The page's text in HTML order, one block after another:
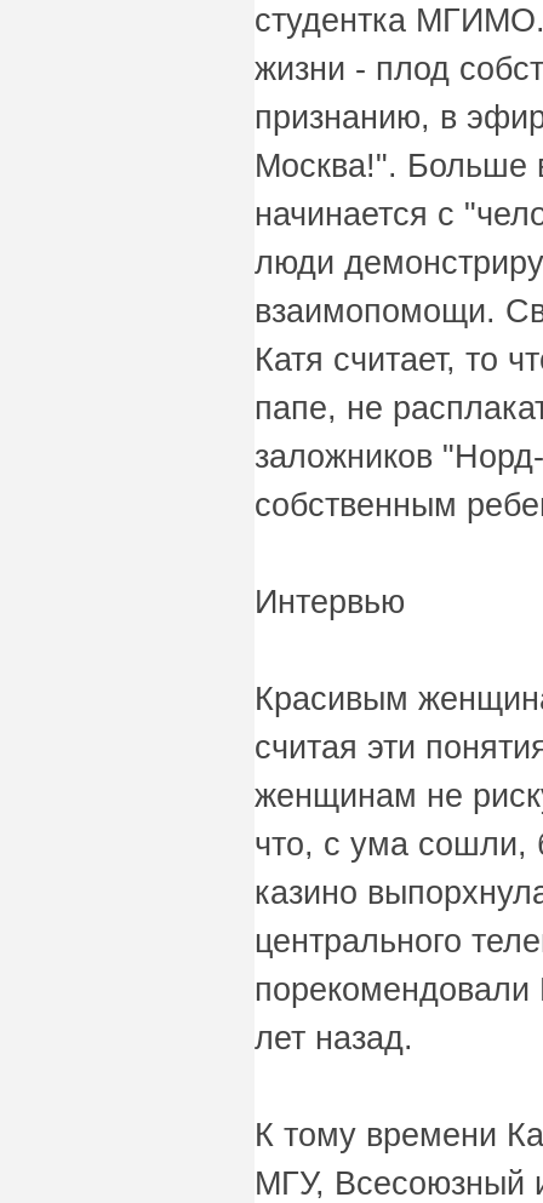
студентка МГИМО.
жизни - плод
признанию, в
Москва!". Больше
начинается с
люди
взаимопомощи.
Катя считает, то
папе, не
заложников
собственным
Интервью
Красивым
считая эти
женщинам не
что, с ума сошли,
казино
центрального
порекомендовали
лет назад.
К тому времени
МГУ, Всесоюзный